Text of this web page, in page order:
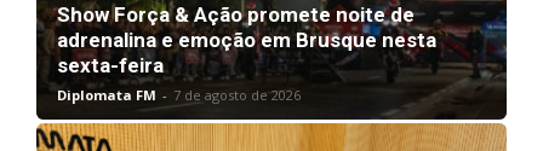
Show Força & Ação promete noite de
adrenalina e emoção em Brusque nesta
sexta-feira
Diplomata FM - 7 de agosto de 2026